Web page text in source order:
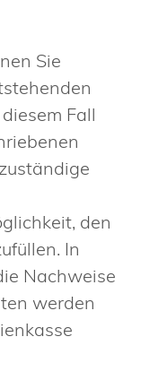
Sie
Fall
den
In
Nachweise
werden